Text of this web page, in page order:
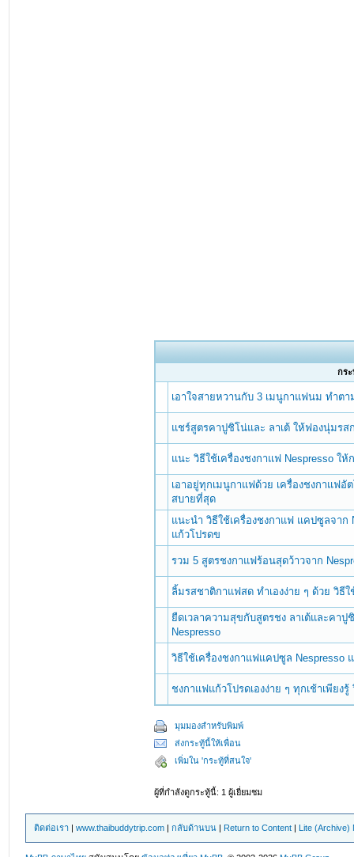
กร
เอาใจสายหวานกับ 3 เมนูกาแฟนม ทำตา
แชร์สูตรคาปูชิโน่และ ลาเต้ ให้ฟองนุ่มร
แนะ วิธีใช้เครื่องชงกาแฟ Nespresso ใ
เอาอยู่ทุกเมนูกาแฟด้วย เครื่องชงกาแฟอั
สบายที่สุด
แนะนำ วิธีใช้เครื่องชงกาแฟ แคปซูลจาก
แก้วโปรดข
รวม 5 สูตรชงกาแฟร้อนสุดว้าวจาก
ลิ้มรสชาติกาแฟสด ทำเองง่าย ๆ ด้วย วิธี
ยืดเวลาความสุขกับสูตรชง ลาเต้และคาปู
Nespresso
วิธีใช้เครื่องชงกาแฟแคปซูล Nespresso
ชงกาแฟแก้วโปรดเองง่าย ๆ ทุกเช้าเพียง
มุมมองสำหรับพิมพ์
ส่งกระทู้นี้ให้เพื่อน
เพิ่มใน 'กระทู้ที่สนใจ'
ผู้ที่กำลังดูกระทู้นี้: 1 ผู้เยี่ยมชม
ติดต่อเรา |www.thaibuddytrip.com |กลับด้านบน | Return to Content | Lite (Archive)